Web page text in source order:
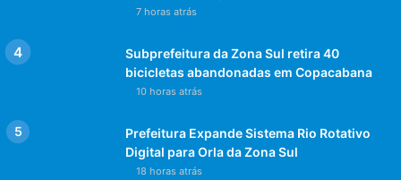
7 horas atrás
Subprefeitura da Zona Sul retira 40
bicicletas abandonadas em Copacabana
10 horas atrás
Prefeitura Expande Sistema Rio Rotativo
Digital para Orla da Zona Sul
18 horas atrás